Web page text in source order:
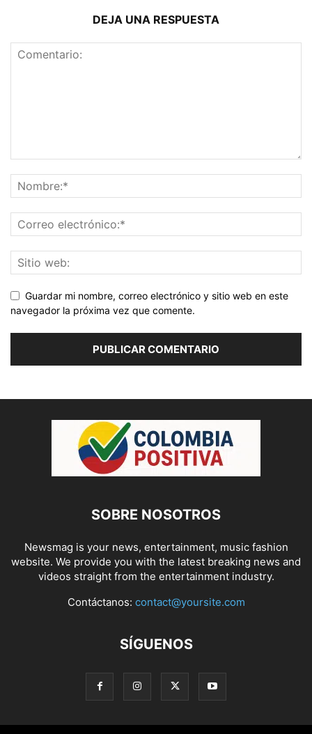
DEJA UNA RESPUESTA
Guardar mi nombre, correo electrónico y sitio web en este
navegador la próxima vez que comente.
SOBRE NOSOTROS
Newsmag is your news, entertainment, music fashion
website. We provide you with the latest breaking news and
videos straight from the entertainment industry.
Contáctanos: contact@yoursite.com
SÍGUENOS